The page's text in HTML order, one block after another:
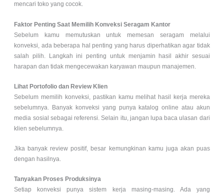
mencari toko yang cocok.
Faktor Penting Saat Memilih Konveksi Seragam Kantor
Sebelum kamu memutuskan untuk memesan seragam melalui
konveksi, ada beberapa hal penting yang harus diperhatikan agar tidak
salah pilih. Langkah ini penting untuk menjamin hasil akhir sesuai
harapan dan tidak mengecewakan karyawan maupun manajemen.
Lihat Portofolio dan Review Klien
Sebelum memilih konveksi, pastikan kamu melihat hasil kerja mereka
sebelumnya. Banyak konveksi yang punya katalog online atau akun
media sosial sebagai referensi. Selain itu, jangan lupa baca ulasan dari
klien sebelumnya.
Jika banyak review positif, besar kemungkinan kamu juga akan puas
dengan hasilnya.
Tanyakan Proses Produksinya
Setiap konveksi punya sistem kerja masing-masing. Ada yang